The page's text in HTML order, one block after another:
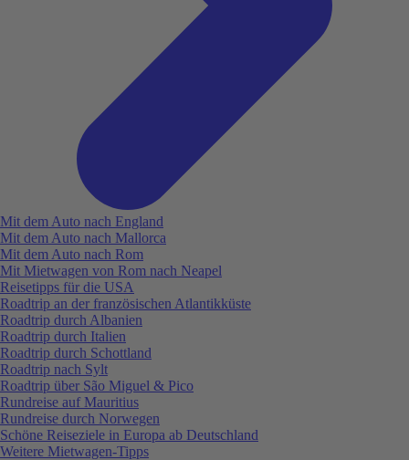
Mit dem Auto nach England
Mit dem Auto nach Mallorca
Mit dem Auto nach Rom
Mit Mietwagen von Rom nach Neapel
Reisetipps für die USA
Roadtrip an der französischen Atlantikküste
Roadtrip durch Albanien
Roadtrip durch Italien
Roadtrip durch Schottland
Roadtrip nach Sylt
Roadtrip über São Miguel & Pico
Rundreise auf Mauritius
Rundreise durch Norwegen
Schöne Reiseziele in Europa ab Deutschland
Weitere Mietwagen-Tipps